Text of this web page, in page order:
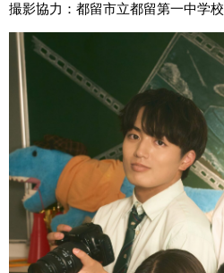
撮影協力：都留市立都留第一中学校